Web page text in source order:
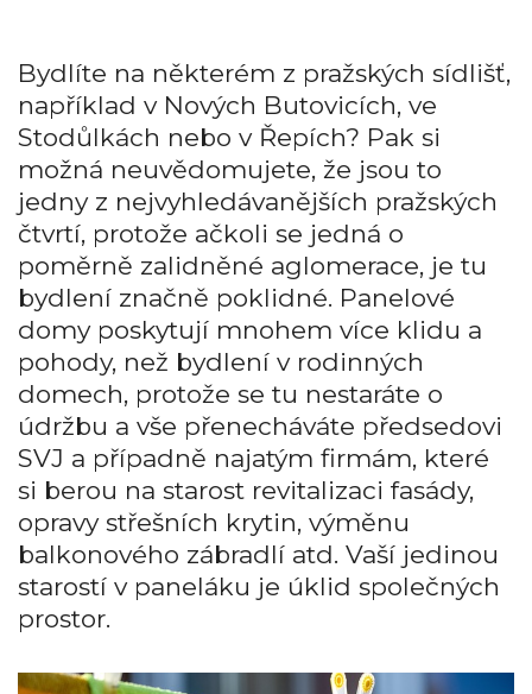
Bydlíte na některém z pražských sídlišť,
například v Nových Butovicích, ve
Stodůlkách nebo v Řepích? Pak si
možná neuvědomujete, že jsou to
jedny z nejvyhledávanějších pražských
čtvrtí, protože ačkoli se jedná o
poměrně zalidněné aglomerace, je tu
bydlení značně poklidné. Panelové
domy poskytují mnohem více klidu a
pohody, než bydlení v rodinných
domech, protože se tu nestaráte o
údržbu a vše přenecháváte předsedovi
SVJ a případně najatým firmám, které
si berou na starost revitalizaci fasády,
opravy střešních krytin, výměnu
balkonového zábradlí atd. Vaší jedinou
starostí v paneláku je úklid společných
prostor.